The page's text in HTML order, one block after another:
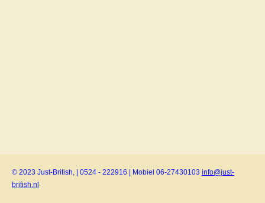
© 2023 Just-British, | 0524 - 222916 | Mobiel 06-27430103 info@just-
british.nl